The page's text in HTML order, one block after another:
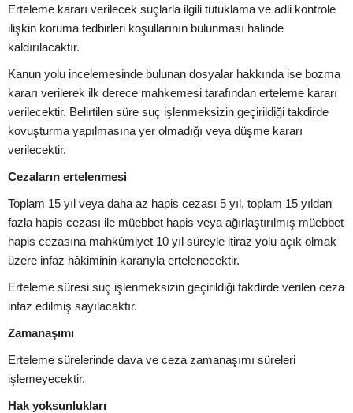
Erteleme kararı verilecek suçlarla ilgili tutuklama ve adli kontrole
ilişkin koruma tedbirleri koşullarının bulunması halinde
kaldırılacaktır.
Kanun yolu incelemesinde bulunan dosyalar hakkında ise bozma
kararı verilerek ilk derece mahkemesi tarafından erteleme kararı
verilecektir. Belirtilen süre suç işlenmeksizin geçirildiği takdirde
kovuşturma yapılmasına yer olmadığı veya düşme kararı
verilecektir.
Cezaların ertelenmesi
Toplam 15 yıl veya daha az hapis cezası 5 yıl, toplam 15 yıldan
fazla hapis cezası ile müebbet hapis veya ağırlaştırılmış müebbet
hapis cezasına mahkûmiyet 10 yıl süreyle itiraz yolu açık olmak
üzere infaz hâkiminin kararıyla ertelenecektir.
Erteleme süresi suç işlenmeksizin geçirildiği takdirde verilen ceza
infaz edilmiş sayılacaktır.
Zamanaşımı
Erteleme sürelerinde dava ve ceza zamanaşımı süreleri
işlemeyecektir.
Hak yoksunlukları